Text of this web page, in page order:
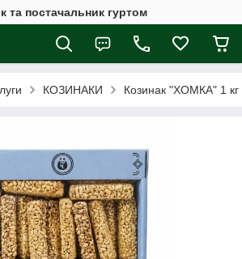
та постачальник гуртом
КОЗИНАКИ Козинак "ХОМКА" 1 кг